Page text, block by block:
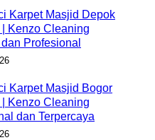
Karpet Masjid Depok
| Kenzo Cleaning
Profesional
Karpet Masjid Bogor
| Kenzo Cleaning
dan Terpercaya